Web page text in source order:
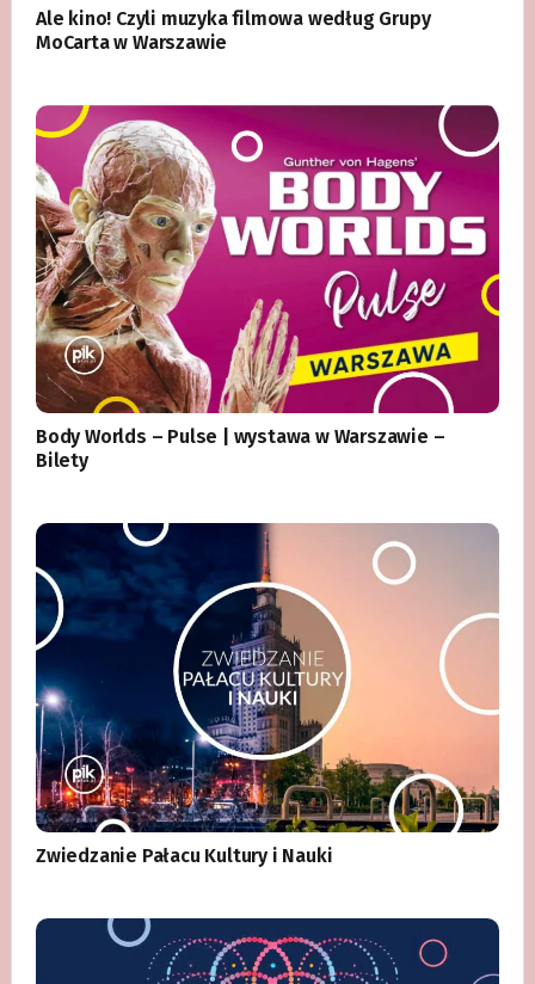
Ale kino! Czyli muzyka filmowa według Grupy
MoCarta w Warszawie
Body Worlds – Pulse | wystawa w Warszawie –
Bilety
Zwiedzanie Pałacu Kultury i Nauki